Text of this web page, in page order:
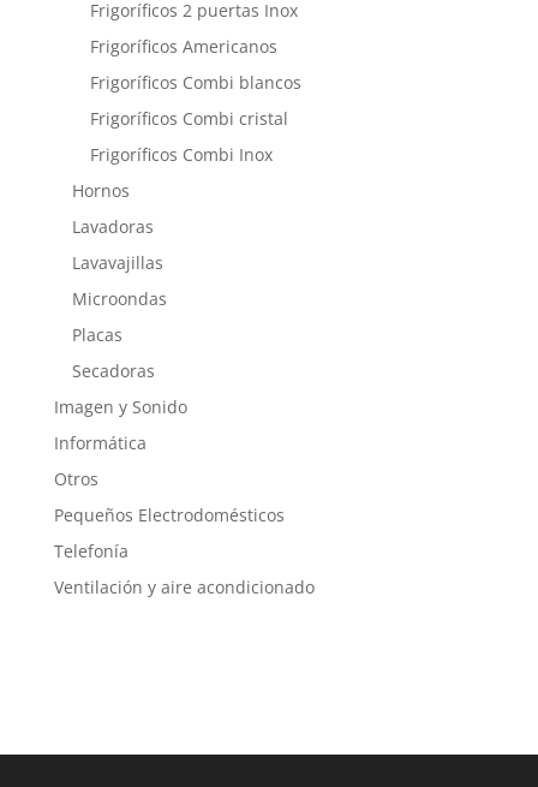
Frigoríficos 2 puertas Inox
Frigoríficos Americanos
Frigoríficos Combi blancos
Frigoríficos Combi cristal
Frigoríficos Combi Inox
Hornos
Lavadoras
Lavavajillas
Microondas
Placas
Secadoras
Imagen y Sonido
Informática
Otros
Pequeños Electrodomésticos
Telefonía
Ventilación y aire acondicionado